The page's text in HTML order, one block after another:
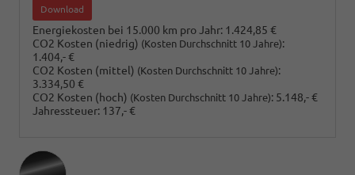
Download
Energiekosten bei 15.000 km pro Jahr: 1.424,85 €
CO2 Kosten (niedrig) (Kosten Durchschnitt 10 Jahre):
1.404,- €
CO2 Kosten (mittel) (Kosten Durchschnitt 10 Jahre):
3.334,50 €
CO2 Kosten (hoch) (Kosten Durchschnitt 10 Jahre): 5.148,- €
Jahressteuer: 137,- €